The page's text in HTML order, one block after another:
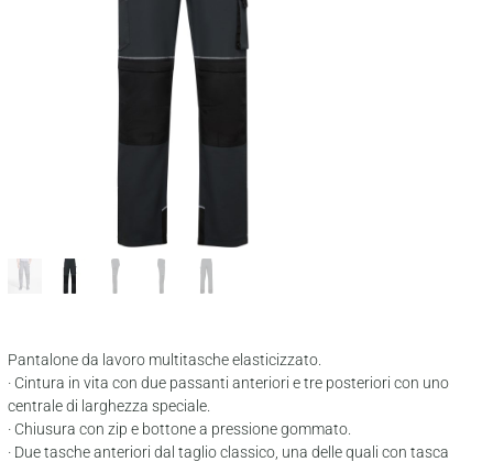
CONTATTI
Pantalone da lavoro multitasche elasticizzato.
· Cintura in vita con due passanti anteriori e tre posteriori con uno
centrale di larghezza speciale.
· Chiusura con zip e bottone a pressione gommato.
· Due tasche anteriori dal taglio classico, una delle quali con tasca